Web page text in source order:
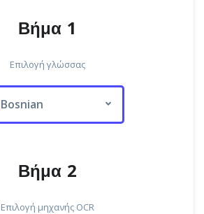
Βήμα 1
Επιλογή γλώσσας
Bosnian
Βήμα 2
Επιλογή μηχανής OCR